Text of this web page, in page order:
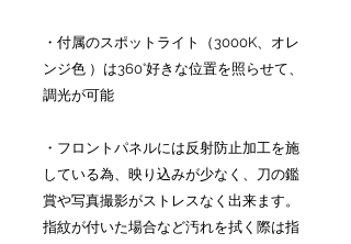
・付属のスポットライト（3000K、オレ
ンジ色 ）は360°好きな位置を照らせて、
調光が可能
・フロントパネルには反射防止加工を施
している為、映り込みが少なく、刀の鑑
賞や写真撮影がストレスなく出来ます。
指紋が付いた場合など汚れを拭く際は指